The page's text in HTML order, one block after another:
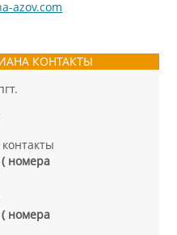
azov.com
КОНТАКТЫ
( номера
( номера